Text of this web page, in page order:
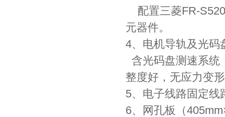
配置三菱FR-
元器件。
4、电机导轨及光码
含光码盘测速系统
整度好，无应力变
5、电子线路固定线
6、网孔板（